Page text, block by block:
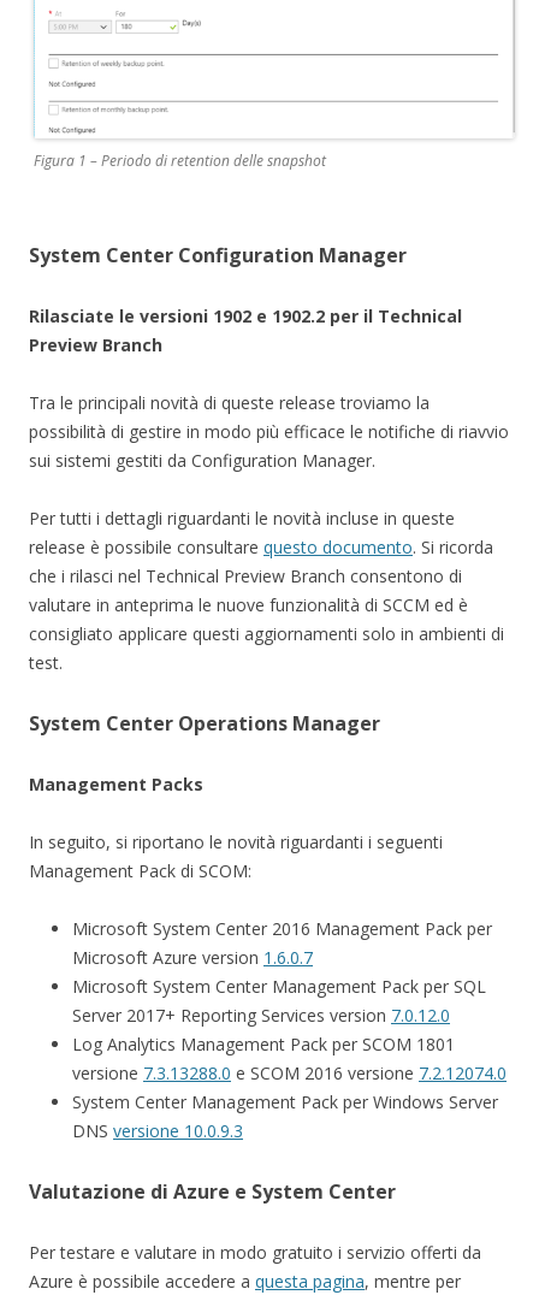
Figura 1 – Periodo di retention delle snapshot
System Center Configuration Manager
Rilasciate le versioni 1902 e 1902.2 per il Technical
Preview Branch
Tra le principali novità di queste release troviamo la
possibilità di gestire in modo più efficace le notifiche di riavvio
sui sistemi gestiti da Configuration Manager.
Per tutti i dettagli riguardanti le novità incluse in queste
release è possibile consultare questo documento. Si ricorda
che i rilasci nel Technical Preview Branch consentono di
valutare in anteprima le nuove funzionalità di SCCM ed è
consigliato applicare questi aggiornamenti solo in ambienti di
test.
System Center Operations Manager
Management Packs
In seguito, si riportano le novità riguardanti i seguenti
Management Pack di SCOM:
Microsoft System Center 2016 Management Pack per
Microsoft Azure version 1.6.0.7
Microsoft System Center Management Pack per SQL
Server 2017+ Reporting Services version 7.0.12.0
Log Analytics Management Pack per SCOM 1801
versione 7.3.13288.0 e SCOM 2016 versione 7.2.12074.0
System Center Management Pack per Windows Server
DNS versione 10.0.9.3
Valutazione di Azure e System Center
Per testare e valutare in modo gratuito i servizio offerti da
Azure è possibile accedere a questa pagina, mentre per